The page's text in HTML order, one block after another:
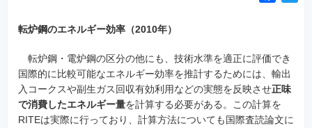
b
o
o
k
転炉鋼のエネルギー効率（2010年）
転炉鋼・電炉鋼の区分の他にも、技術水準を適正に評価でき
国際的に比較可能なエネルギー効率を推計するためには、輸出
入コークスや副生ガス回収有効利用などの実態を反映させ正味
で消費したエネルギー量を計算する必要がある。この計算を
RITEは実際に行っており、計算方法についても国際査読論文に